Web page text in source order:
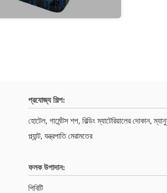
প্রযোজ্য শিল্প:
হোটেল, গার্মেন্টস শপ, বিল্ডিং ম্যাটেরিয়ালের দোকান,
প্ল্যান্ট, যন্ত্রপাতি মেরামতের
ফলক উপাদান:
পিবিটি